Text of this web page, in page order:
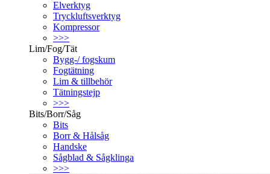
Elverktyg
Tryckluftsverktyg
Kompressor
>>>
Lim/Fog/Tät
Bygg-/ fogskum
Fogtätning
Lim & tillbehör
Tätningstejp
>>>
Bits/Borr/Såg
Bits
Borr & Hålsåg
Handske
Sågblad & Sågklinga
>>>